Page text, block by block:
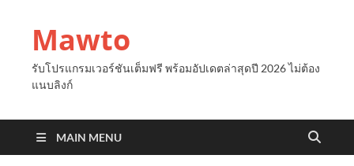
Mawto
รับโปรแกรมเวอร์ชันเต็มฟรี พร้อมอัปเดตล่าสุดปี 2026 ไม่ต้อง
แนบลิงก์
MAIN MENU